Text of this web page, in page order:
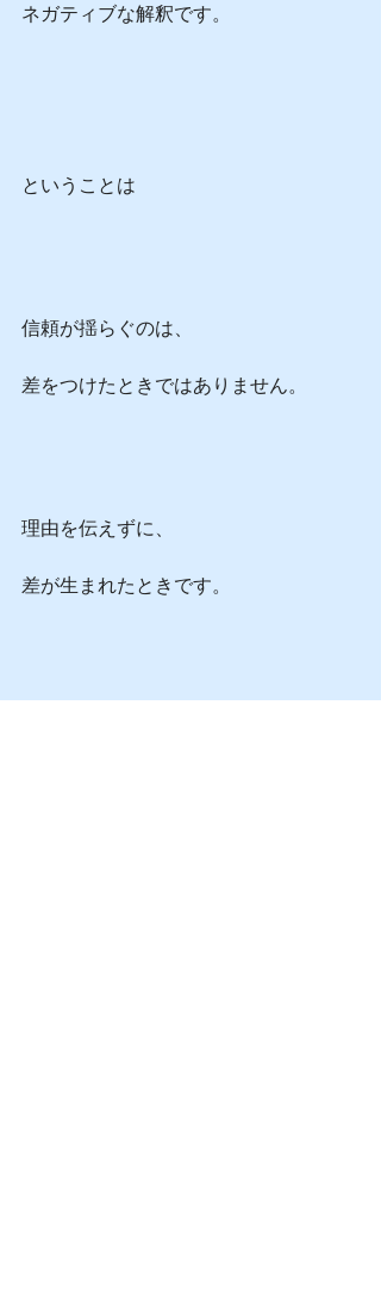
ネガティブな解釈です。
ということは
信頼が揺らぐのは、
差をつけたときではありません。
理由を伝えずに、
差が生まれたときです。